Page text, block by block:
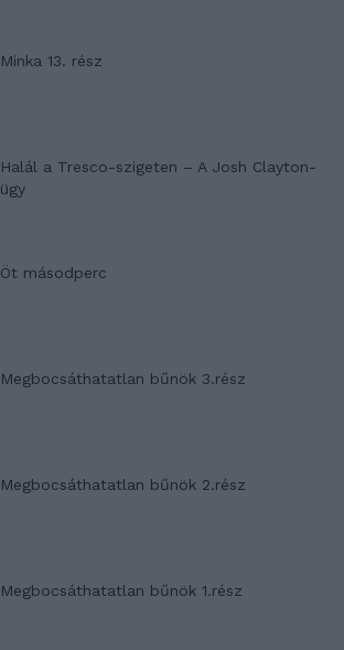
Minka 13. rész
Halál a Tresco-szigeten – A Josh Clayton-
ügy
Öt másodperc
Megbocsáthatatlan bűnök 3.rész
Megbocsáthatatlan bűnök 2.rész
Megbocsáthatatlan bűnök 1.rész